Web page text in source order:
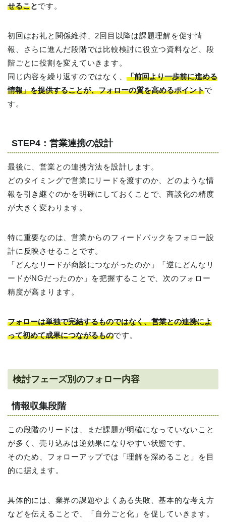
せることです。
初回はお礼と関係維持、2回目以降は課題理解を促す情
報、さらに進んだ段階では比較検討に役立つ資料など、段
階ごとに役割を変えていきます。
同じ内容を繰り返すのではなく、「前回より一歩前に進める
情報」を提供することが、フォローの質を高めるポイントで
す。
STEP4：営業連携の設計
最後に、営業との連携方法を設計します。
どのタイミングで営業にリードを渡すのか、どのような情
報を引き継ぐのかを明確にしておくことで、商談化の精度
が大きく変わります。
特に重要なのは、営業からのフィードバックをフォロー設
計に反映させることです。
「どんなリードが商談につながったのか」「逆にどんなリ
ードがNGだったのか」を把握することで、次のフォロー
精度が高まります。
フォローは単独で完結するものではなく、営業との連携によ
って初めて成果につながるものです。
検討フェーズ別のフォロー内容
情報収集段階
この段階のリードは、まだ課題が明確になっていないこと
が多く、売り込みは逆効果になりやすい状態です。
そのため、フォローアップでは「理解を深めること」を目
的に据えます。
具体的には、業界の課題やよくある失敗、基本的な考え方
などを伝えることで、「自分ごと化」を促していきます。